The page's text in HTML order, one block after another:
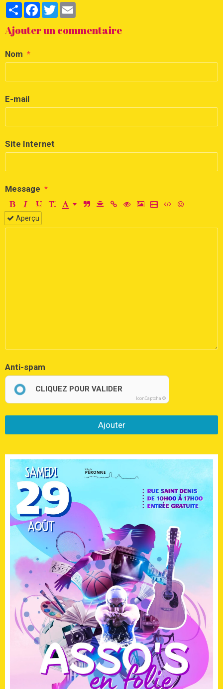
PartagerFacebook
Twitter
Ajouter un commentaire
Nom
E-mail
Site Internet
Message
Aperçu
Anti-spam
CLIQUEZ POUR VALIDER
IconCaptcha ©
Ajouter